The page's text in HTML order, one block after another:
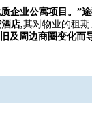
企业公寓项目。”
店,其对物业的租
及周边商圈变化而